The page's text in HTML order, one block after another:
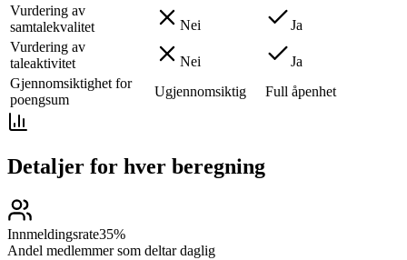
Vurdering av
samtalekvalitet
Nei
Ja
Vurdering av
taleaktivitet
Nei
Ja
Gjennomsiktighet for
poengsum
Ugjennomsiktig Full åpenhet
Detaljer for hver beregning
Innmeldingsrate35%
Andel medlemmer som deltar daglig